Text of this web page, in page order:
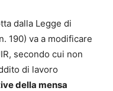
dalla Legge di
190) va a modificare
secondo cui non
di lavoro
della mensa